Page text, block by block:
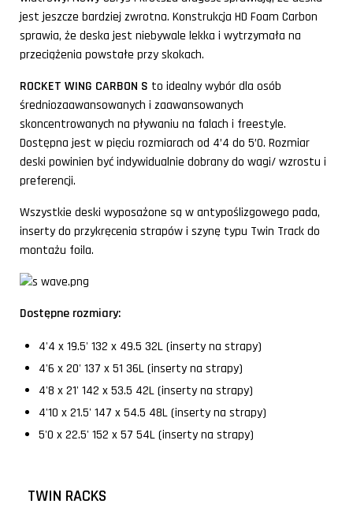
jest jeszcze bardziej zwrotna. Konstrukcja HD Foam Carbon
sprawia, że deska jest niebywale lekka i wytrzymała na
przeciążenia powstałe przy skokach.
ROCKET WING CARBON S to idealny wybór dla osób
średniozaawansowanych i zaawansowanych
skoncentrowanych na pływaniu na falach i freestyle.
Dostępna jest w pięciu rozmiarach od 4’4 do 5’0. Rozmiar
deski powinien być indywidualnie dobrany do wagi/ wzrostu i
preferencji.
Wszystkie deski wyposażone są w antypoślizgowego pada,
inserty do przykręcenia strapów i szynę typu Twin Track do
montażu foila.
Dostępne rozmiary:
4'4 x 19.5' 132 x 49.5 32L (inserty na strapy)
4'6 x 20' 137 x 51 36L (inserty na strapy)
4'8 x 21' 142 x 53.5 42L (inserty na strapy)
4'10 x 21.5' 147 x 54.5 48L (inserty na strapy)
5'0 x 22.5' 152 x 57 54L (inserty na strapy)
TWIN RACKS